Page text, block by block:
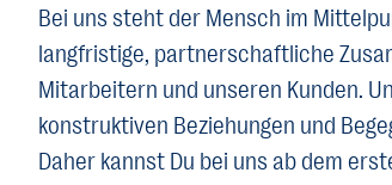
Bei uns steht der Mensch im
langfristige, partnerschaftliche
Mitarbeitern und unseren Kunden.
konstruktiven Beziehungen und
Daher kannst Du bei uns ab dem